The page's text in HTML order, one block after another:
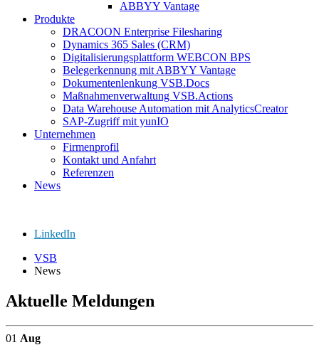
ABBYY Vantage
Produkte
DRACOON Enterprise Filesharing
Dynamics 365 Sales (CRM)
Digitalisierungsplattform WEBCON BPS
Belegerkennung mit ABBYY Vantage
Dokumentenlenkung VSB.Docs
Maßnahmenverwaltung VSB.Actions
Data Warehouse Automation mit AnalyticsCreator
SAP-Zugriff mit yunIO
Unternehmen
Firmenprofil
Kontakt und Anfahrt
Referenzen
News
LinkedIn
VSB
News
Aktuelle Meldungen
01 Aug